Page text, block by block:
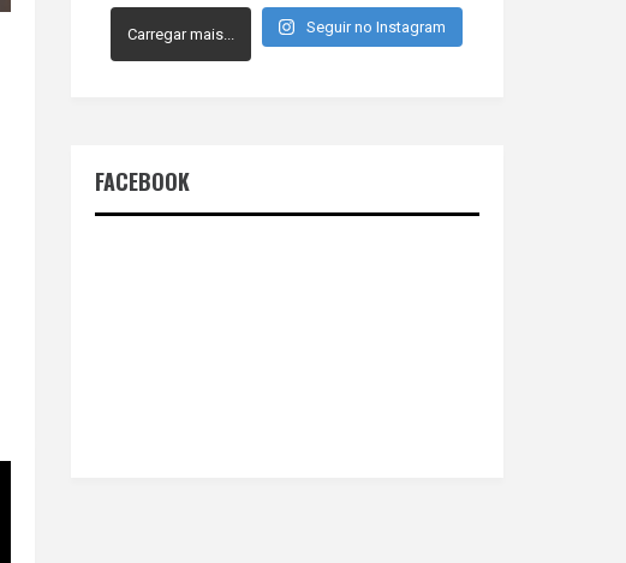
Carregar mais... Seguir no Instagram
FACEBOOK